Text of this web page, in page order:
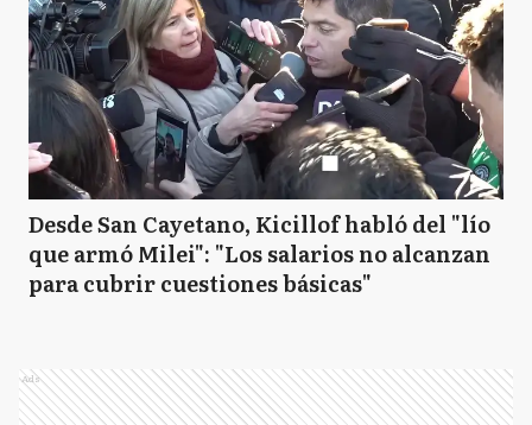
Desde San Cayetano, Kicillof habló del "lío
que armó Milei": "Los salarios no alcanzan
para cubrir cuestiones básicas"
Ads